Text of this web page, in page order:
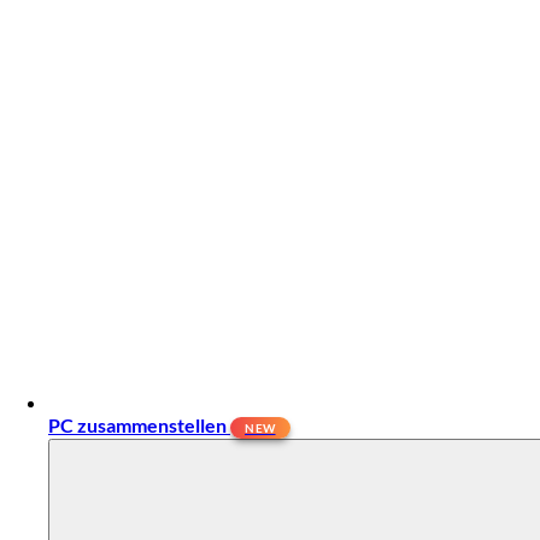
PC zusammenstellen NEW